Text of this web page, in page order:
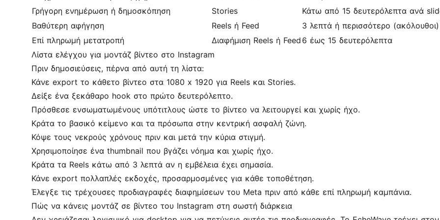
Γρήγορη ενημέρωση ή δημοσκόπηση
Stories
Κάτω από 15 δευτερόλεπτα ανά
Βαθύτερη αφήγηση
Reels ή Feed
3 λεπτά ή περισσότερο (ακόλουθοι)
Επί πληρωμή μετατροπή
Διαφήμιση Reels ή Feed 6 έως 15 δευτερόλεπτα
Λίστα ελέγχου για μοντάζ βίντεο στο Instagram
Πριν δημοσιεύσεις, πέρνα από αυτή τη λίστα:
Κάνε export το κάθετο βίντεο στα 1080 x 1920 για Reels και Stories.
Δείξε ένα ξεκάθαρο hook στο πρώτο δευτερόλεπτο.
Πρόσθεσε ενσωματωμένους υπότιτλους ώστε το βίντεο να λειτουργεί και χωρίς ήχο.
Κράτα το βασικό κείμενο και τα πρόσωπα στην κεντρική ασφαλή ζώνη.
Κόψε τους νεκρούς χρόνους πριν και μετά την κύρια στιγμή.
Χρησιμοποίησε ένα thumbnail που βγάζει νόημα και χωρίς ήχο.
Κράτα τα Reels κάτω από 3 λεπτά αν η εμβέλεια έχει σημασία.
Κάνε export πολλαπλές εκδοχές, προσαρμοσμένες για κάθε τοποθέτηση.
Έλεγξε τις τρέχουσες προδιαγραφές διαφημίσεων του Meta πριν από κάθε επί πληρωμή καμπάνια.
Πώς να κάνεις μοντάζ σε βίντεο του Instagram στη σωστή διάρκεια